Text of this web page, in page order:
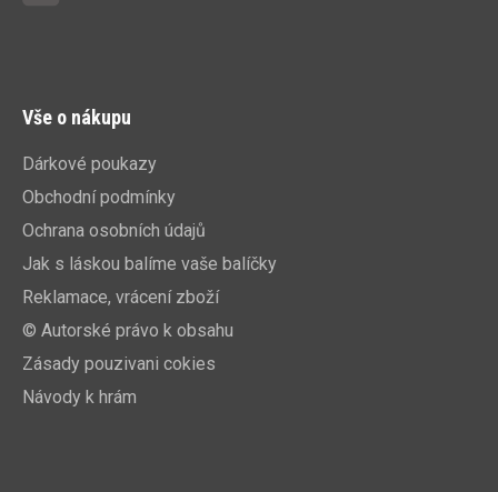
Vše o nákupu
Dárkové poukazy
Obchodní podmínky
Ochrana osobních údajů
Jak s láskou balíme vaše balíčky
Reklamace, vrácení zboží
© Autorské právo k obsahu
Zásady pouzivani cokies
Návody k hrám